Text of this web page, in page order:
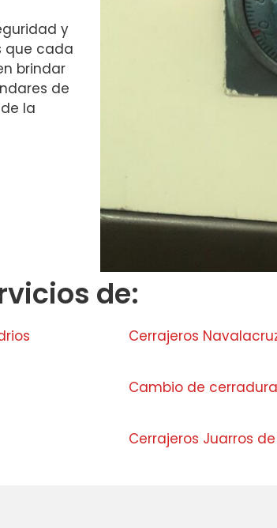
y
que cada
brindar
de
la
de:
Cerrajeros
Cambio de
Cerrajeros Juarros